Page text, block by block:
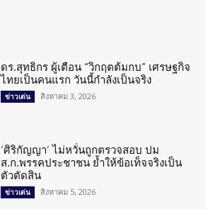
ดร.สุทธิกร ผู้เตือน “วิกฤตต้มกบ” เศรษฐกิจ
ไทยเป็นคนแรก วันนี้กำลังเป็นจริง
ข่าวเด่น สิงหาคม 3, 2026
‘ศิริกัญญา’ ไม่หวั่นถูกตรวจสอบ ปม
ส.ก.พรรคประชาชน ย้ำให้ข้อเท็จจริงเป็น
ตัวตัดสิน
ข่าวเด่น สิงหาคม 5, 2026